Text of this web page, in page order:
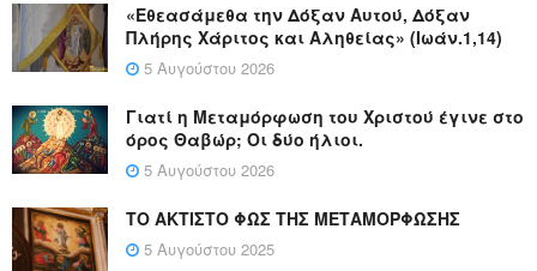
«Εθεασάμεθα την Δόξαν Αυτού, Δόξαν
Πλήρης Χάριτος και Αληθείας» (Ιωάν.1,14)
5 Αυγούστου 2026
Γιατί η Μεταμόρφωση του Χριστού έγινε στο
όρος Θαβώρ; Οι δύο ήλιοι.
5 Αυγούστου 2026
ΤΟ ΑΚΤΙΣΤΟ ΦΩΣ ΤΗΣ ΜΕΤΑΜΟΡΦΩΣΗΣ
5 Αυγούστου 2025